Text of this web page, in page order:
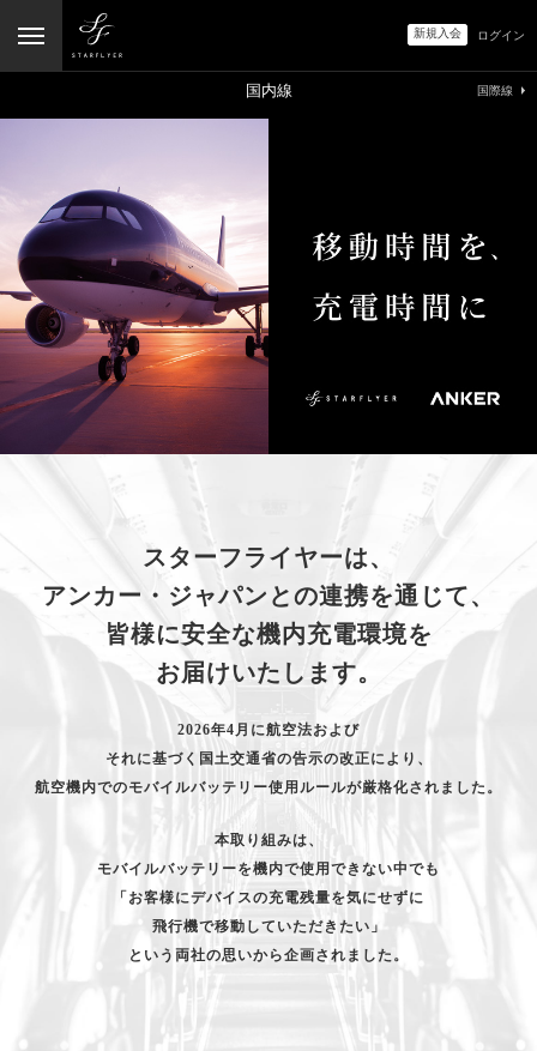
新規入会 ログイン
スターフライヤーは、
アンカー・ジャパンとの連携を通じて、
皆様に安全な機内充電環境を
お届けいたします。
2026年4月に航空法および
それに基づく国土交通省の告示の改正により、
航空機内でのモバイルバッテリー使用ルールが厳格化されました。
本取り組みは、
モバイルバッテリーを機内で使用できない中でも
「お客様にデバイスの充電残量を気にせずに
飛行機で移動していただきたい」
という両社の思いから企画されました。
国内線 国際線